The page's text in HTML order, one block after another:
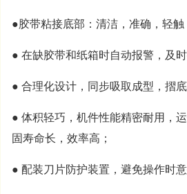
●胶带粘接底部：清洁，准确，轻触
● 在缺胶带和纸箱时自动报警，及时
● 合理化设计，同步吸取成型，摺
● 体积轻巧，机件性能精密耐用，
固寿命长，效率高；
● 配装刀片防护装置，避免操作时意